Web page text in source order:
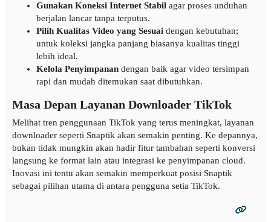
Gunakan Koneksi Internet Stabil agar proses unduhan
berjalan lancar tanpa terputus.
Pilih Kualitas Video yang Sesuai dengan kebutuhan;
untuk koleksi jangka panjang biasanya kualitas tinggi
lebih ideal.
Kelola Penyimpanan dengan baik agar video tersimpan
rapi dan mudah ditemukan saat dibutuhkan.
Masa Depan Layanan Downloader TikTok
Melihat tren penggunaan TikTok yang terus meningkat, layanan
downloader seperti Snaptik akan semakin penting. Ke depannya,
bukan tidak mungkin akan hadir fitur tambahan seperti konversi
langsung ke format lain atau integrasi ke penyimpanan cloud.
Inovasi ini tentu akan semakin memperkuat posisi Snaptik
sebagai pilihan utama di antara pengguna setia TikTok.